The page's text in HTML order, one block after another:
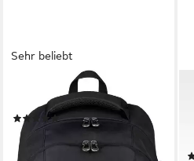
Sehr beliebt
Schulrucksack Active Pro
(214)
77,28 € 119,95 €
-36%